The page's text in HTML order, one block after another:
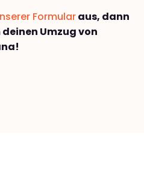
Formularaus, dann
Umzug von